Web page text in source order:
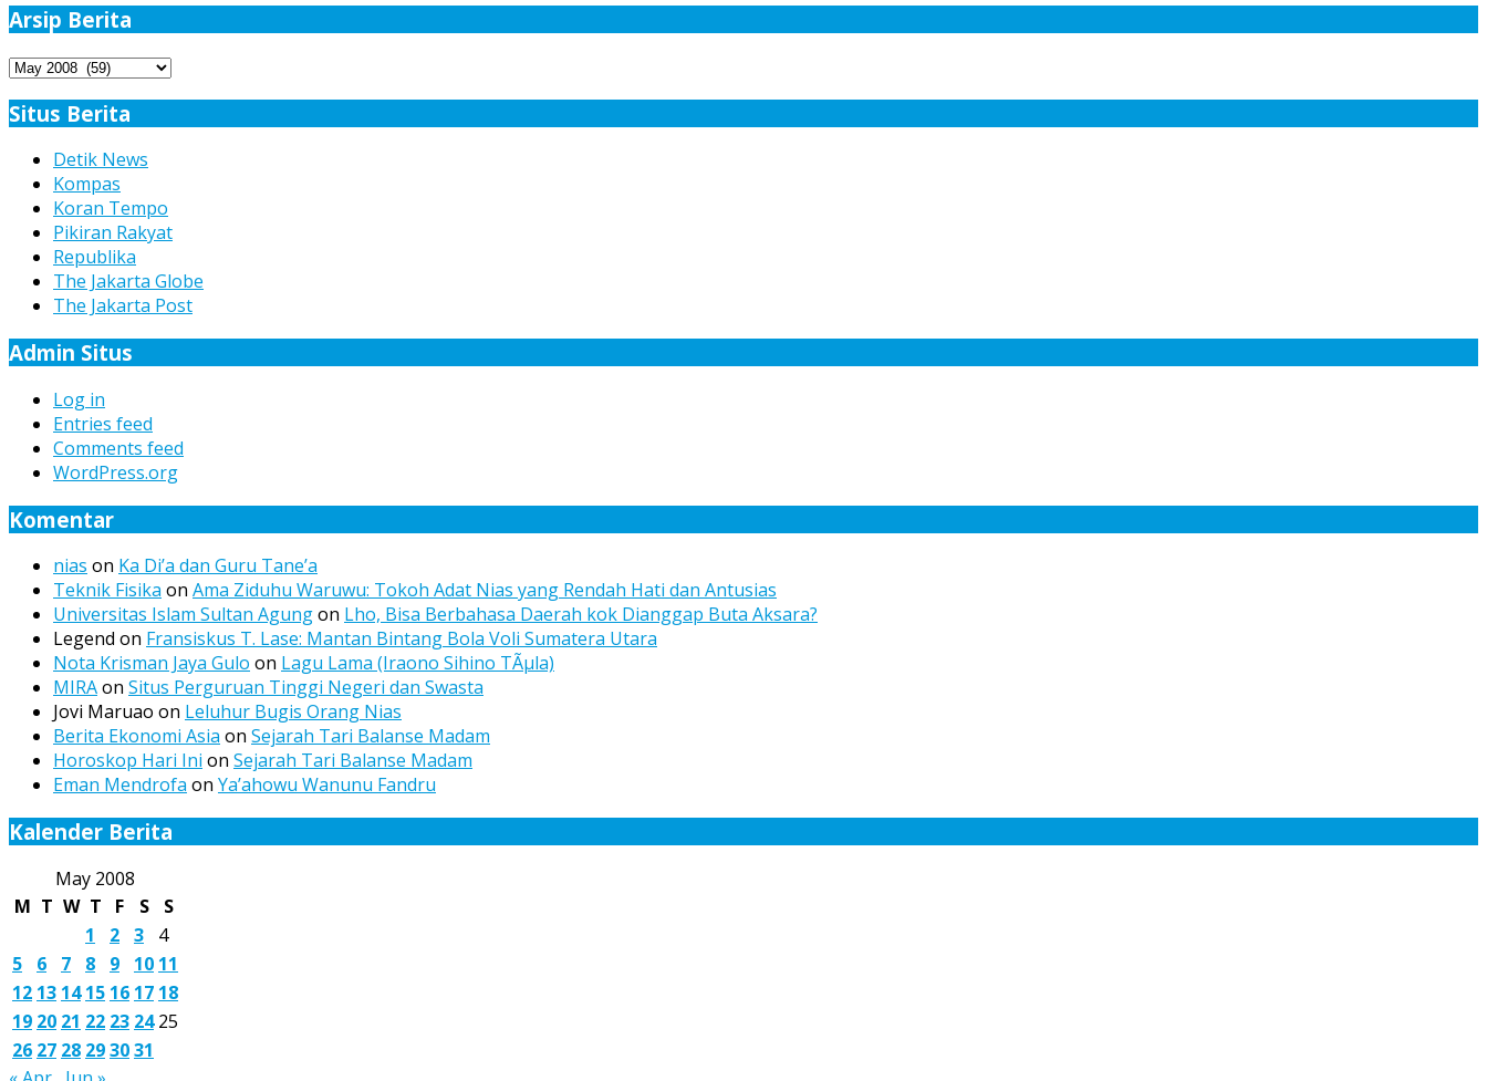
Arsip Berita
Arsip
Situs Berita
Detik News
Kompas
Koran Tempo
Pikiran Rakyat
Republika
The Jakarta Globe
The Jakarta Post
Admin Situs
Log in
Entries feed
Comments feed
WordPress.org
Komentar
nias on Ka Di’a dan Guru Tane’a
Teknik Fisika on Ama Ziduhu Waruwu: Tokoh Adat Nias yang Rendah Hati dan Antusias
Universitas Islam Sultan Agungon Lho, Bisa Berbahasa Daerah kok Dianggap Buta Aksara?
Legend on Fransiskus T. Lase: Mantan Bintang Bola Voli Sumatera Utara
Nota Krisman Jaya Gulo on Lagu Lama (Iraono Sihino TÃµla)
MIRAon Situs Perguruan Tinggi Negeri dan Swasta
Jovi Maruao on Leluhur Bugis Orang Nias
Berita Ekonomi Asia on Sejarah Tari Balanse Madam
Horoskop Hari Ini on Sejarah Tari Balanse Madam
Eman Mendrofa on Ya’ahowu Wanunu Fandru
Kalender Berita
May 2008
M T W T F S
S
1
2 3
4
5
6 7 8 9 10 11
12 13 14 15 16 17 18
19 20 21 22 23 24 25
26 27 28 293031